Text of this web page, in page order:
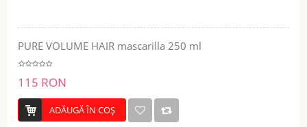
PURE VOLUME HAIR mascarilla 250 ml
115 RON
ADĂUGĂ ÎN COŞ